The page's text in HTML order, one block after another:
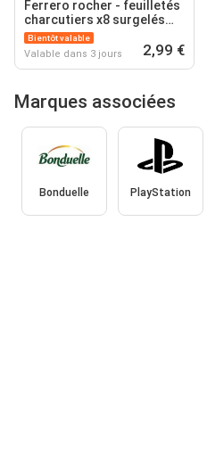
Ferrero rocher - feuilletés
charcutiers x8 surgelés
vitacure
Bientôt valable
Valable dans 3 jours 2,99 €
Marques associées
Bonduelle PlayStation